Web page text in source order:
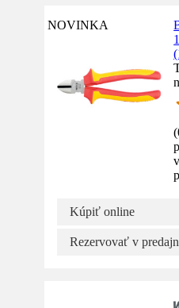
NOVINKA
(
Kúpiť online
Rezervovať v